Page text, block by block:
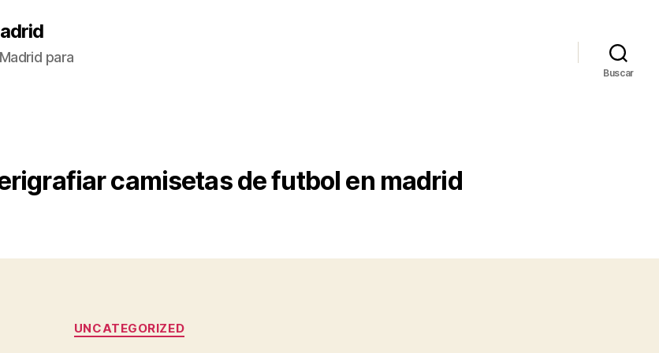
para
Buscar
camisetas de futbol en madrid
Categorías
UNCATEGORIZED